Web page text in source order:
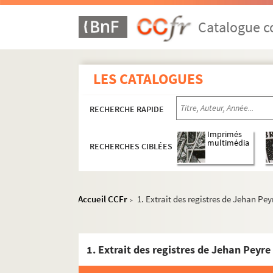
Catalogue
LES CATALOGUES
RECHERCHE RAPIDE
RECHERCHES CIBLÉES
Imprimés
multimédia
Accueil CCFr > 1. Extrait des registres de Jehan
1. Extrait des registres de Jehan
553. « Dissertation sur l'ancienne
554. « Petite Liève pour le Journalier de la
555. Recueil manuscrit de plusieurs pièces
557. « Liber in quo reperiuntur ea omnia
558. Mémoires de Bouchet de Faucon
559. Livre d'éphémérides de MM. Barbier
560. Monographie de la commune de la
561. Discours composés par des
562. Pontificium arelatense seu historia
566. « Statuta ecclesiae metropolitanae
567.Description des anciens monumes